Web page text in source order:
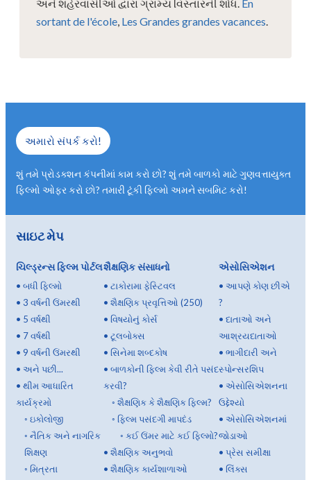
અને શહેરવાસીઓ દ્વારા ગ્રામ્ય વિસ્તારની શોધ. En
sortant de l'école Les Grandes grandes vacances
અમારો સંપર્ક કરો!
શું તમે પ્રોડક્શન કંપનીમાં કામ કરો છો? શું તમે બાળકો માટે ગુણવત્તાયુક્ત
ફિલ્મો ઓફર કરો છો? તમારી ટૂંકી ફિલ્મો અમને સબમિટ કરો!
સાઇટ મેપ
ચિલ્ડ્રન્સ ફિલ્મ પોર્ટલ
• બધી ફિલ્મો
• 3 વર્ષની ઉંમરથી
• 5 વર્ષથી
• 7 વર્ષથી
• 9 વર્ષની ઉંમરથી
• અને પછી...
• થીમ આધારિત
કાર્યક્રમો
◦ ઇકોલોજી
◦ નૈતિક અને નાગરિક
શિક્ષણ
◦ મિત્રતા
શૈક્ષણિક સંસાધનો
• ટાકોરામા ફેસ્ટિવલ
• શૈક્ષણિક પ્રવૃત્તિઓ (250)
• વિષયોનું કોર્સ
• ટૂલબોક્સ
• સિનેમા શબ્દકોષ
• બાળકોની ફિલ્મ કેવી રીતે પસંદ
કરવી?
◦ શૈક્ષણિક કે શૈક્ષણિક ફિલ્મ?
◦ ફિલ્મ પસંદગી માપદંડ
◦ કઈ ઉંમર માટે કઈ ફિલ્મો?
• શૈક્ષણિક અનુભવો
• શૈક્ષણિક કાર્યશાળાઓ
એસોસિએશન
•આપણે કોણ છીએ
?
•દાતાઓ અને
આશ્રયદાતાઓ
•ભાગીદારી અને
સ્પોન્સરશિપ
•એસોસિએશનના
ઉદ્દેશ્યો
•એસોસિએશનમાં
જોડાઓ
•પ્રેસ સમીક્ષા
•લિંક્સ